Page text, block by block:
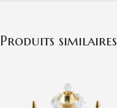
Produits similaires